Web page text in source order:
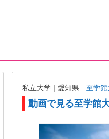
私立大学｜愛知県 至学館
動画で見る至学館